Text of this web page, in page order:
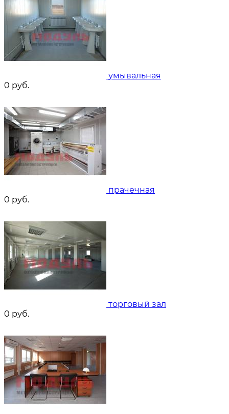
умывальная
0 руб.
прачечная
0 руб.
торговый зал
0 руб.